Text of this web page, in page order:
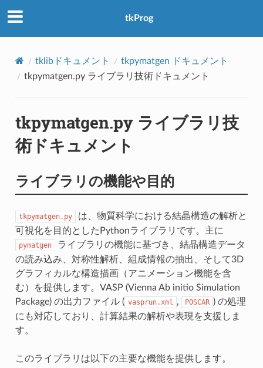
tkProg
tklibドキュメント
tkpymatgen ドキュメント
tkpymatgen.py ライブラリ技術ドキュメント
tkpymatgen.py ライブラリ技
術ドキュメント
ライブラリの機能や目的
tkpymatgen.py
は、物質科学における結晶構造の解析と
可視化を目的としたPythonライブラリです。主に
pymatgen
ライブラリの機能に基づき、結晶構造データ
の読み込み、対称性解析、組成情報の抽出、そして3D
グラフィカルな構造描画（アニメーション機能を含
む）を提供します。VASP (Vienna Ab initio Simulation
Package) の出力ファイル ( vasprun.xml , POSCAR ) の処理
にも対応しており、計算結果の解析や表現を支援しま
す。
このライブラリは以下の主要な機能を提供します。
アクセス数：0